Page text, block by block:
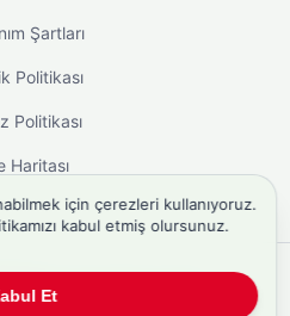
Şartları
Politikası
Politikası
Haritası
Biyografi Sitesi
için çerezleri kullanıyoruz.
kabul etmiş olursunuz.
Et